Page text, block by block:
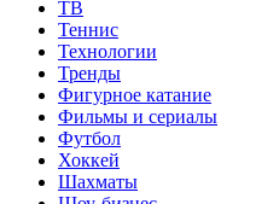
ТВ
Теннис
Технологии
Тренды
Фигурное катание
Фильмы и сериалы
Футбол
Хоккей
Шахматы